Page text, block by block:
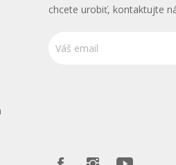
chcete urobiť, kontaktujte